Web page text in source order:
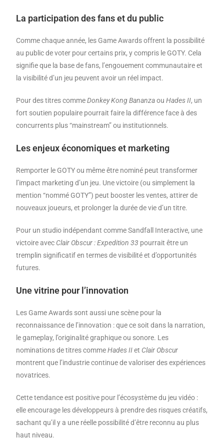
La participation des fans et du public
Comme chaque année, les Game Awards offrent la possibilité
au public de voter pour certains prix, y compris le GOTY. Cela
signifie que la base de fans, l’engouement communautaire et
la visibilité d’un jeu peuvent avoir un réel impact.
Pour des titres commeDonkey Kong BananzaouHades II, un
fort soutien populaire pourrait faire la différence face à des
concurrents plus “mainstream” ou institutionnels.
Les enjeux économiques et marketing
Remporter le GOTY ou même être nominé peut transformer
l’impact marketing d’un jeu. Une victoire (ou simplement la
mention “nommé GOTY”) peut booster les ventes, attirer de
nouveaux joueurs, et prolonger la durée de vie d’un titre.
Pour un studio indépendant comme Sandfall Interactive, une
victoire avec Clair Obscur : Expedition 33 pourrait être un
tremplin significatif en termes de visibilité et d’opportunités
futures.
Une vitrine pour l’innovation
Les Game Awards sont aussi une scène pour la
reconnaissance de l’innovation : que ce soit dans la narration,
le gameplay, l’originalité graphique ou sonore. Les
nominations de titres commeHades IIet Clair Obscur
montrent que l’industrie continue de valoriser des expériences
novatrices.
Cette tendance est positive pour l’écosystème du jeu vidéo :
elle encourage les développeurs à prendre des risques créatifs,
sachant qu’il y a une réelle possibilité d’être reconnu au plus
haut niveau.